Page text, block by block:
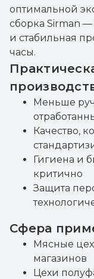
оптимальной
сборка Sirman
и стабильная
часы.
Меньше
Качество,
Гигиена и
критично
Защита
Сфера
Мясные
магазинов
Цехи